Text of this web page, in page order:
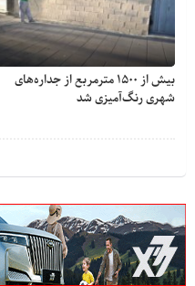
بیش از ۱۵۰۰ مترمربع از جداره‌های
شهری رنگ‌آمیزی شد